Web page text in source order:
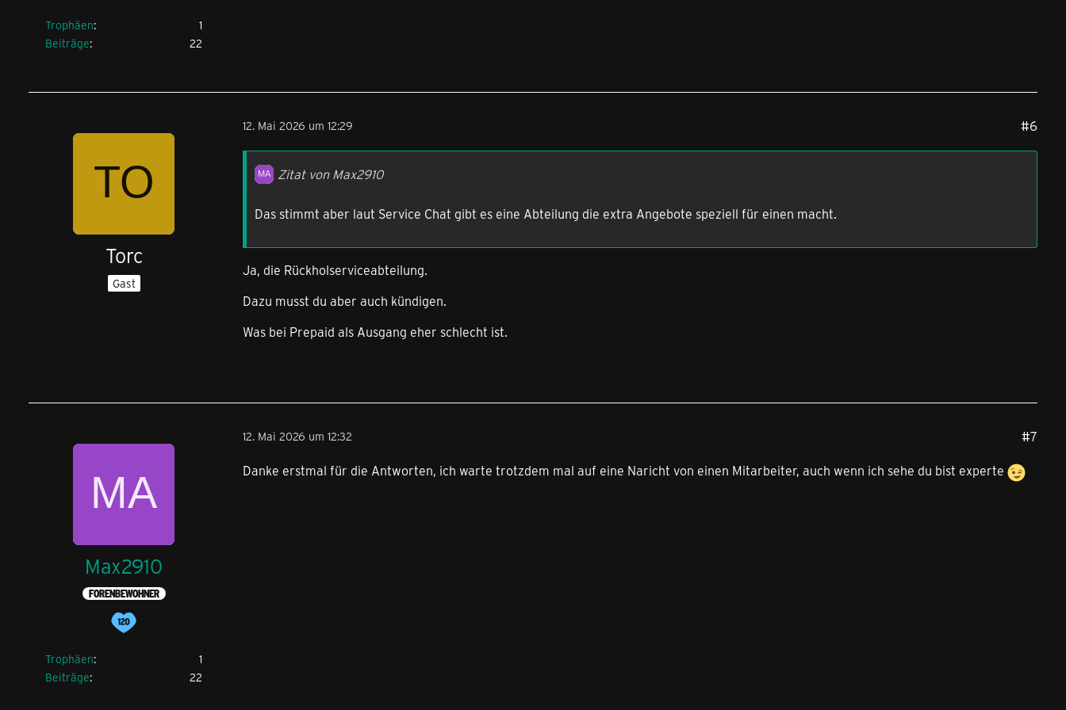
Trophäen
1
Beiträge
22
Torc
Gast
12. Mai 2026 um 12:29 #6
Zitat von Max2910
Das stimmt aber laut Service Chat gibt es eine Abteilung die extra Angebote speziell für einen macht.
Ja, die Rückholserviceabteilung.
Dazu musst du aber auch kündigen.
Was bei Prepaid als Ausgang eher schlecht ist.
Max2910
FORENBEWOHNER
Trophäen
1
Beiträge
22
12. Mai 2026 um 12:32 #7
Danke erstmal für die Antworten, ich warte trotzdem mal auf eine Naricht von einen Mitarbeiter, auch wenn ich sehe du bist experte